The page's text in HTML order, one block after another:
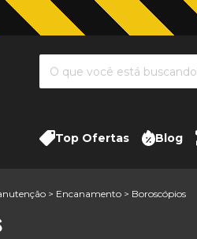
Top Ofertas Blog
> Encanamento > Boroscópios